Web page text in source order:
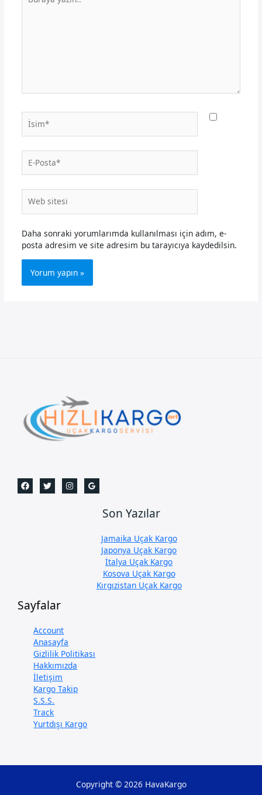
yazın..
Posta*
sitesi
Daha sonraki yorumlarımda kullanılması için adım, e-
posta adresim ve site adresim bu tarayıcıya kaydedilsin.
Son Yazılar
Jamaika Uçak Kargo
Japonya Uçak Kargo
İtalya Uçak Kargo
Kosova Uçak Kargo
Kırgızistan Uçak Kargo
Sayfalar
Account
Anasayfa
Gizlilik Politikası
Hakkımızda
İletişim
Kargo Takip
S.S.S.
Track
Yurtdışı Kargo
Copyright © 2026 HavaKargo